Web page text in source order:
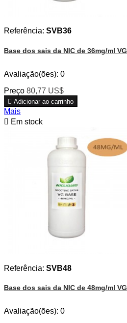
Referência: SVB36
Base dos sais da NIC de 36mg/ml VG
Avaliação(ões): 0
Preço 80,77 US$
 Adicionar ao carrinho
Mais
 Em stock
Referência: SVB48
Base dos sais da NIC de 48mg/ml VG
Avaliação(ões): 0